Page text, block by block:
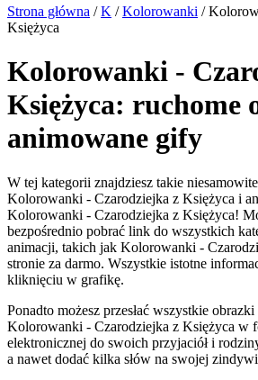
Strona główna /K /Kolorowanki /
Księżyca
Kolorowanki -
Księżyca: ruchome
animowane gify
W tej kategorii znajdziesz takie
Kolorowanki - Czarodziejka z Księżyca i
Kolorowanki - Czarodziejka z Księżyca!
bezpośrednio pobrać link do wszystkich
animacji, takich jak Kolorowanki -
stronie za darmo. Wszystkie istotne
kliknięciu w grafikę.
Ponadto możesz przesłać wszystkie
Kolorowanki - Czarodziejka z Księżyca w
elektronicznej do swoich przyjaciół i
a nawet dodać kilka słów na swojej